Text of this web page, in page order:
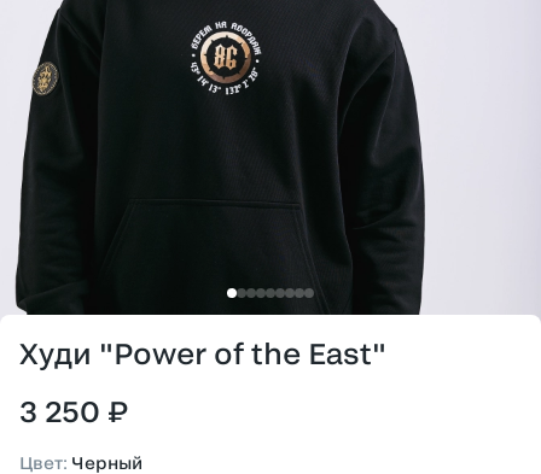
Худи "Power of the East"
3 250 ₽
Цвет: Черный